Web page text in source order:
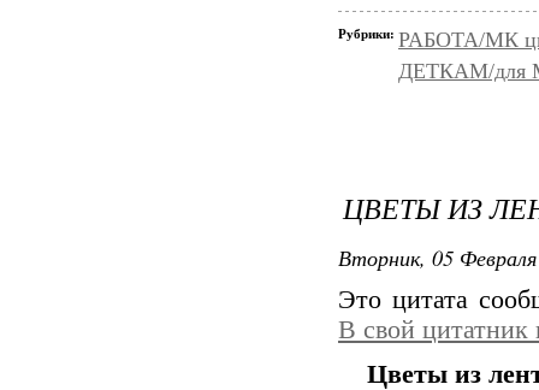
Рубрики: РАБОТА/МК
ДЕТКАМ/
ЦВЕТЫ ИЗ
Вторник, 05
Это цитата
В свой цитатник
Цветы из